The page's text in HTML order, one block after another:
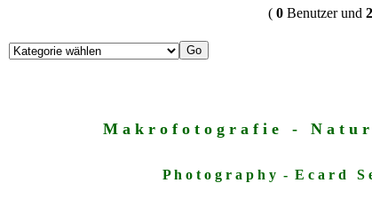
( 0 Benutzer und
M a k r o f o t o g r a f i e - N a t u r
P h o t o g r a p h y - E c a r d S